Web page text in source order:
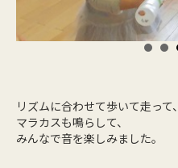
リズムに合わせて歩いて走っ
マラカスも鳴らして、
みんなで音を楽しみました。